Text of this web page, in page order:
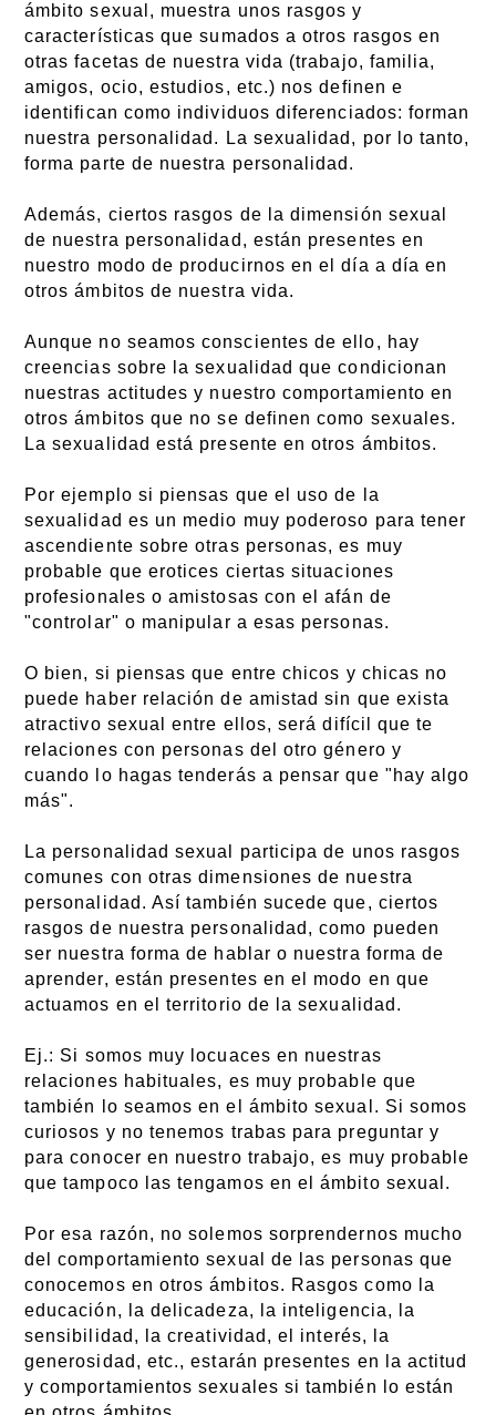
ámbito sexual, muestra unos rasgos y
características que sumados a otros rasgos en
otras facetas de nuestra vida (trabajo, familia,
amigos, ocio, estudios, etc.) nos definen e
identifican como individuos diferenciados: forman
nuestra personalidad. La sexualidad, por lo tanto,
forma parte de nuestra personalidad.
Además, ciertos rasgos de la dimensión sexual
de nuestra personalidad, están presentes en
nuestro modo de producirnos en el día a día en
otros ámbitos de nuestra vida.
Aunque no seamos conscientes de ello, hay
creencias sobre la sexualidad que condicionan
nuestras actitudes y nuestro comportamiento en
otros ámbitos que no se definen como sexuales.
La sexualidad está presente en otros ámbitos.
Por ejemplo si piensas que el uso de la
sexualidad es un medio muy poderoso para tener
ascendiente sobre otras personas, es muy
probable que erotices ciertas situaciones
profesionales o amistosas con el afán de
"controlar" o manipular a esas personas.
O bien, si piensas que entre chicos y chicas no
puede haber relación de amistad sin que exista
atractivo sexual entre ellos, será difícil que te
relaciones con personas del otro género y
cuando lo hagas tenderás a pensar que "hay algo
más".
La personalidad sexual participa de unos rasgos
comunes con otras dimensiones de nuestra
personalidad. Así también sucede que, ciertos
rasgos de nuestra personalidad, como pueden
ser nuestra forma de hablar o nuestra forma de
aprender, están presentes en el modo en que
actuamos en el territorio de la sexualidad.
Ej.: Si somos muy locuaces en nuestras
relaciones habituales, es muy probable que
también lo seamos en el ámbito sexual. Si somos
curiosos y no tenemos trabas para preguntar y
para conocer en nuestro trabajo, es muy probable
que tampoco las tengamos en el ámbito sexual.
Por esa razón, no solemos sorprendernos mucho
del comportamiento sexual de las personas que
conocemos en otros ámbitos. Rasgos como la
educación, la delicadeza, la inteligencia, la
sensibilidad, la creatividad, el interés, la
generosidad, etc., estarán presentes en la actitud
y comportamientos sexuales si también lo están